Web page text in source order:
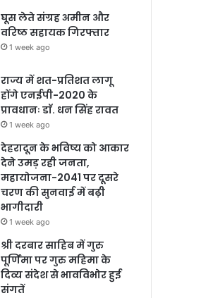
घूस लेते संग्रह अमीन और
वरिष्ठ सहायक गिरफ्तार
1 week ago
राज्य में शत-प्रतिशत लागू
होंगे एनईपी-2020 के
प्रावधानः डाॅ. धन सिंह रावत
1 week ago
देहरादून के भविष्य को आकार
देने उमड़ रही जनता,
महायोजना-2041 पर दूसरे
चरण की सुनवाई में बढ़ी
भागीदारी
1 week ago
श्री दरबार साहिब में गुरु
पूर्णिमा पर गुरु महिमा के
दिव्य संदेश से भावविभोर हुई
संगतें